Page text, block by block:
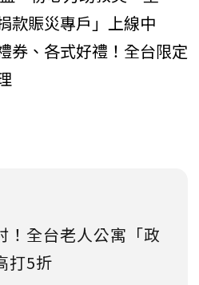
款賑災專戶」上線中
券、各式好禮！全台限定
！全台老人公寓「政
打5折